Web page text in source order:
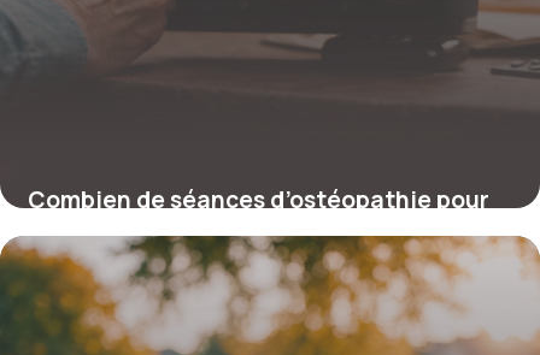
Combien de séances d’ostéopathie pour
soulager une sciatique ?
16 février 2026